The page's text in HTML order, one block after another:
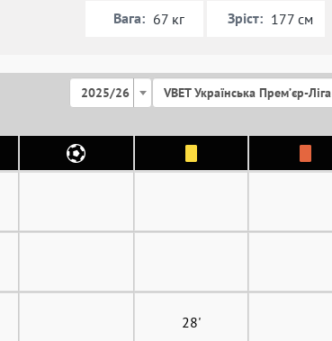
Вага: 67 кг Зріст: 177 см
2025/26 VBET Українська Премʼєр-Ліга
28'